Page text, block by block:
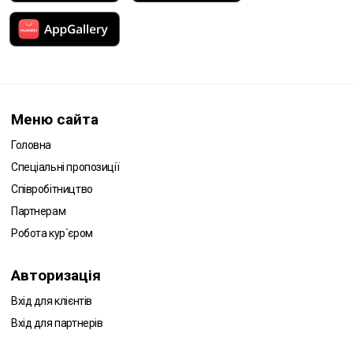
Меню сайта
Головна
Спеціальні пропозиції
Співробітництво
Партнерам
Робота кур`єром
Авторизація
Вхід для клієнтів
Вхід для партнерів